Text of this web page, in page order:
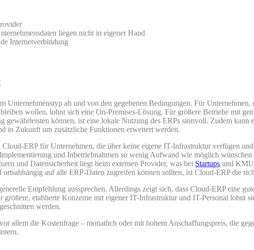
liegen nicht in eigener Hand
Internetverbindung
Unternehmenstyp ab und von den gegebenen Bedingungen. Für
wollen, lohnt sich eine On-Premises-Lösung. Für größere Betriebe mit
gewährleisten können, ist eine lokale Nutzung des ERPs sinnvoll. Zudem
in Zukunft um zusätzliche Funktionen erweitert werden.
ERP für Unternehmen, die über keine eigene IT-Infrastruktur verfügen
und Inbetriebnahmen so wenig Aufwand wie möglich
und Datensicherheit liegt beim externen Provider, was bei Startups und
auf alle ERP-Daten zugreifen können sollten, ist Cloud-ERP die
Empfehlung aussprechen. Allerdings zeigt sich, dass Cloud-ERP eine
größere, etablierte Konzerne mit eigener IT-Infrastruktur und IT-Personal lohnt
werden.
allem die Kostenfrage – monatlich oder mit hohem Anschaffungspreis, die